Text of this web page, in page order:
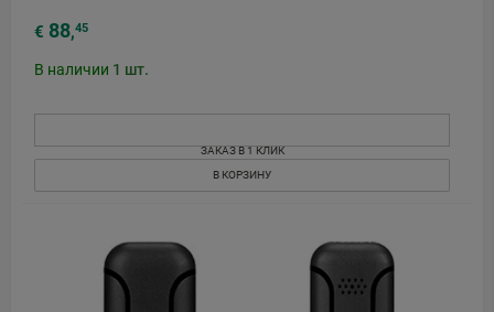
€ 88,45
В наличии 1 шт.
ЗАКАЗ В 1 КЛИК
В КОРЗИНУ